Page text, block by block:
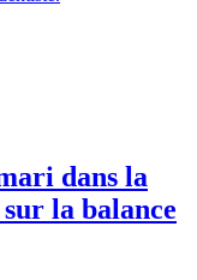
dans la
la balance